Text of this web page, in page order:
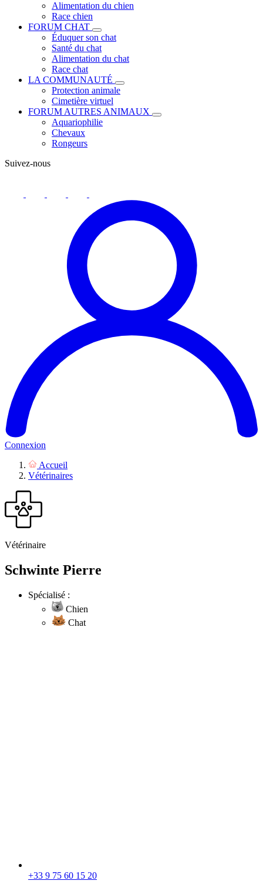
Alimentation du chien
Race chien
FORUM CHAT
Éduquer son chat
Santé du chat
Alimentation du chat
Race chat
LA COMMUNAUTÉ
Protection animale
Cimetière virtuel
FORUM AUTRES ANIMAUX
Aquariophilie
Chevaux
Rongeurs
Suivez-nous
Connexion
Accueil
Vétérinaires
Vétérinaire
Schwinte Pierre
Spécialisé :
Chien
Chat
+33 9 75 60 15 20